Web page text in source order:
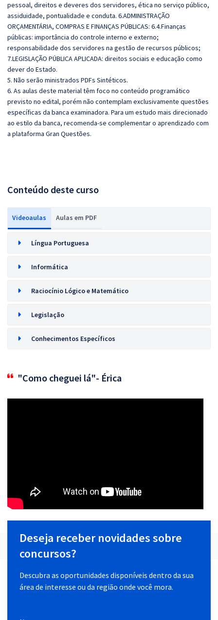
pessoal, direitos e deveres dos servidores, ética no serviço público,
assiduidade, pontualidade e conduta. 6.ADMINISTRAÇÃO
ORÇAMENTÁRIA, COMPRAS E FINANÇAS PÚBLICAS: 6.4.Finanças
públicas: importância do controle interno e externo;
responsabilidade dos servidores na gestão de recursos públicos;
7.LEGISLAÇÃO PÚBLICA APLICADA: direitos sociais e educação como
dever do Estado.
5. Não serão ministrados PDFs Sintéticos.
6. As aulas deste material têm foco no conteúdo programático
previsto no edital, porém não contemplam exclusivamente questões
específicas da banca examinadora. Para um estudo mais direcionado
ao estilo da banca, recomenda-se complementar o aprendizado com
a plataforma Gran Questões.
Conteúdo deste curso
Videoaulas Aulas em PDF
Língua Portuguesa
Informática
Raciocínio Lógico e Matemático
Legislação
Conhecimentos Específicos
"Como cheguei lá"- Érica
Deseja receber novidades sobre
concursos?
Descubra as oportunidades disponíveis dentro da sua
área de interesse ou da região onde você mora.